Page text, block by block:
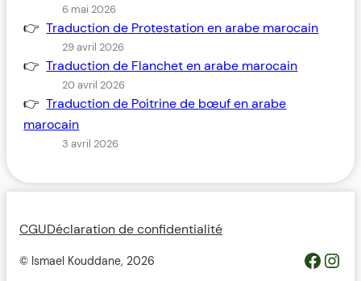
6 mai 2026
Traduction de Protestation en arabe marocain
29 avril 2026
Traduction de Flanchet en arabe marocain
20 avril 2026
Traduction de Poitrine de bœuf en arabe
marocain
3 avril 2026
CGUDéclaration de confidentialité
© Ismael Kouddane, 2026 https://www.facebook.com/profile.php?id=100093685364119&__cft__[0]=AZWovLDTUsZGvQikhreHbQlM2wwUJXYZcMIQqUCyjo4QRRB9L4ThlW7gKbCbGuz9_6H_Y_jmfsuYI_nC2pEyGg8Z46ODdeAqO0_3dJH3dIcJTw&__tn__=-UC%2CP-R